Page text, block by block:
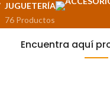
JUGUETERÍA
76 Productos
Encuentra aquí